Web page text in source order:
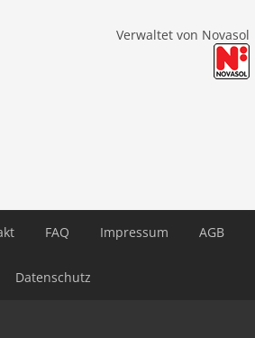
Verwaltet von Novasol
FAQ Impressum AGB
Datenschutz